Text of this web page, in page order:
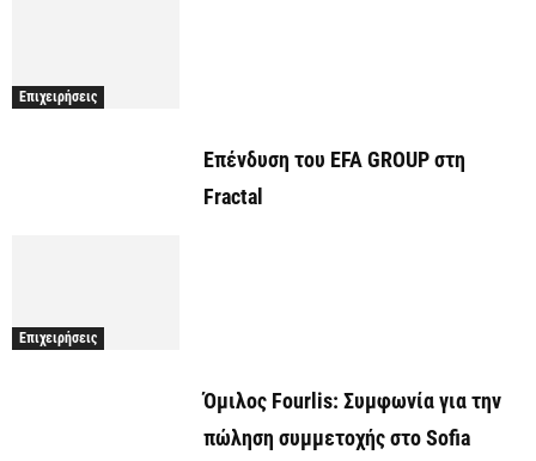
Επιχειρήσεις
Επένδυση του EFA GROUP στη
Fractal
Επιχειρήσεις
Όμιλος Fourlis: Συμφωνία για την
πώληση συμμετοχής στο Sofia